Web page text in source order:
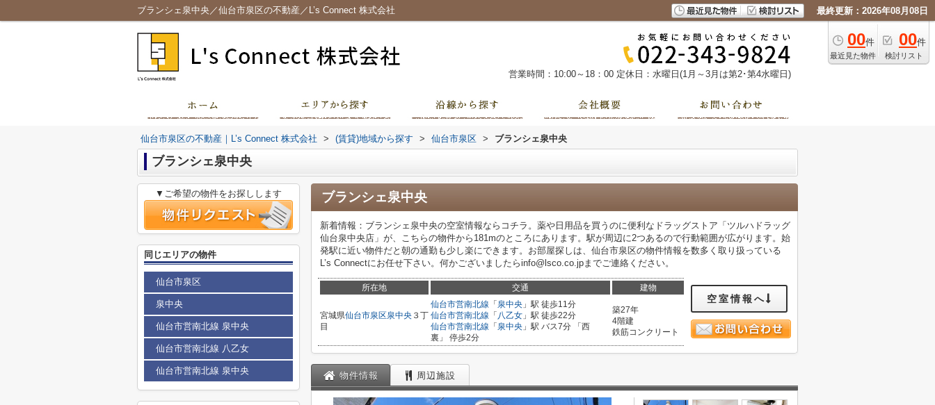
ブランシェ泉中央／仙台市泉区の不動産／L’s Connect 株式会社 最終更新：2026年08月08日
00件
最近見た物件
00件
検討リスト
営業時間：10:00～18：00 定休日：水曜日(1月～3月は第2･第4水曜日)
仙台市泉区の不動産｜L’s Connect 株式会社 > (賃貸)地域から探す > 仙台市泉区 > ブランシェ泉中央
ブランシェ泉中央
ブランシェ泉中央
新着情報：ブランシェ泉中央の空室情報ならコチラ。薬や日用品を買うのに便利なドラッグストア「ツルハドラッグ
仙台泉中央店」が、こちらの物件から181mのところにあります。駅が周辺に2つあるので行動範囲が広がります。始
発駅に近い物件だと朝の通勤も少し楽にできます。お部屋探しは、仙台市泉区の物件情報を数多く取り扱っている
L’s Connectにお任せ下さい。何かございましたらinfo@lsco.co.jpまでご連絡ください。
所在地 交通 建物
宮城県仙台市泉区泉中央 ３丁
目
仙台市営南北線 「 泉中央 」駅 徒歩11分
仙台市営南北線 「 八乙女 」駅 徒歩22分
仙台市営南北線 「 泉中央 」駅 バス7分 「西
裏」 停歩2分
築27年
4階建
鉄筋コンクリート
空室情報へ
物件情報 周辺施設
▼ご希望の物件をお探しします
同じエリアの物件
仙台市泉区
泉中央
仙台市営南北線 泉中央
仙台市営南北線 八乙女
仙台市営南北線 泉中央